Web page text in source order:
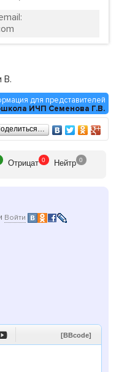
B.
для представителей
ИЧП Семенова Г.В.
Отрицат 0 Нейтр 0
Войти
[BBcode]